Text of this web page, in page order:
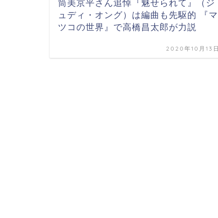
筒美京平さん追悼『魅せられて』（ジ
ュディ・オング）は編曲も先駆的 『マ
ツコの世界』で高橋昌太郎が力説
2020年10月13